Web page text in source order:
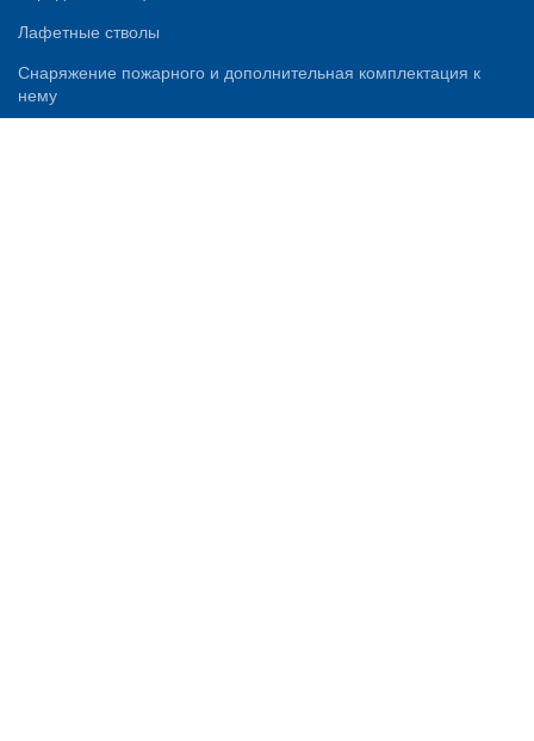
Лафетные стволы
Снаряжение пожарного и дополнительная комплектация к
нему